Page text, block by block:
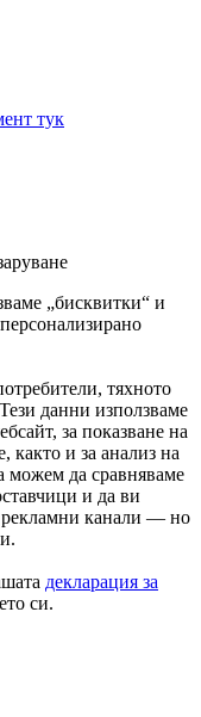
тук
„бисквитки“ и
тяхното
данни използваме
за показване на
както и за анализ на
можем да сравняваме
и да ви
рекламни канали — но
декларация за
си.